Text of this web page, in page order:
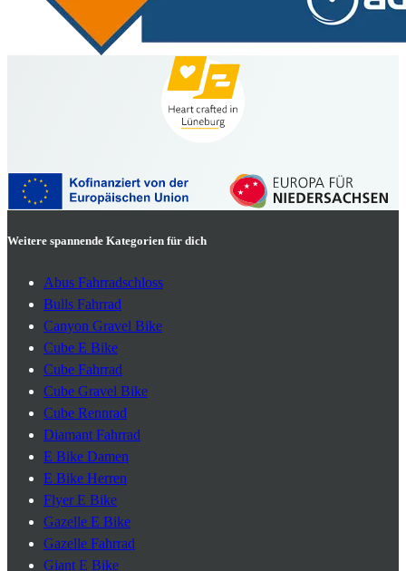
Weitere spannende Kategorien für dich
Abus Fahrradschloss
Bulls Fahrrad
Canyon Gravel Bike
Cube E Bike
Cube Fahrrad
Cube Gravel Bike
Cube Rennrad
Diamant Fahrrad
E Bike Damen
E Bike Herren
Flyer E Bike
Gazelle E Bike
Gazelle Fahrrad
Giant E Bike